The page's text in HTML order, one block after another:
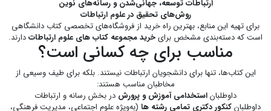
ارتباطات توسعه، جهانی‌شدن و رسانه‌های نوین
روش‌های تحقیق در علوم ارتباطات
برای تهیه این منابع، بهترین راه خرید از فروشگاه‌های تخصصی کتاب دانشگاهی
است که دسته‌بندی مشخص برایخرید مجموعه کتاب های علوم ارتباطاتدارند.
مناسب برای چه کسانی است؟
این کتاب‌ها، تنها برای دانشجویان ارتباطات نیستند. بلکه برای طیف وسیعی از
مخاطبان مناسب هستند:
داوطلباناستخدامی آموزش و پرورش در بخش رسانه و ارتباطات
داوطلبانکنکور دکتری تمامی رشته ها (به‌ویژه علوم اجتماعی، مدیریت فرهنگی،